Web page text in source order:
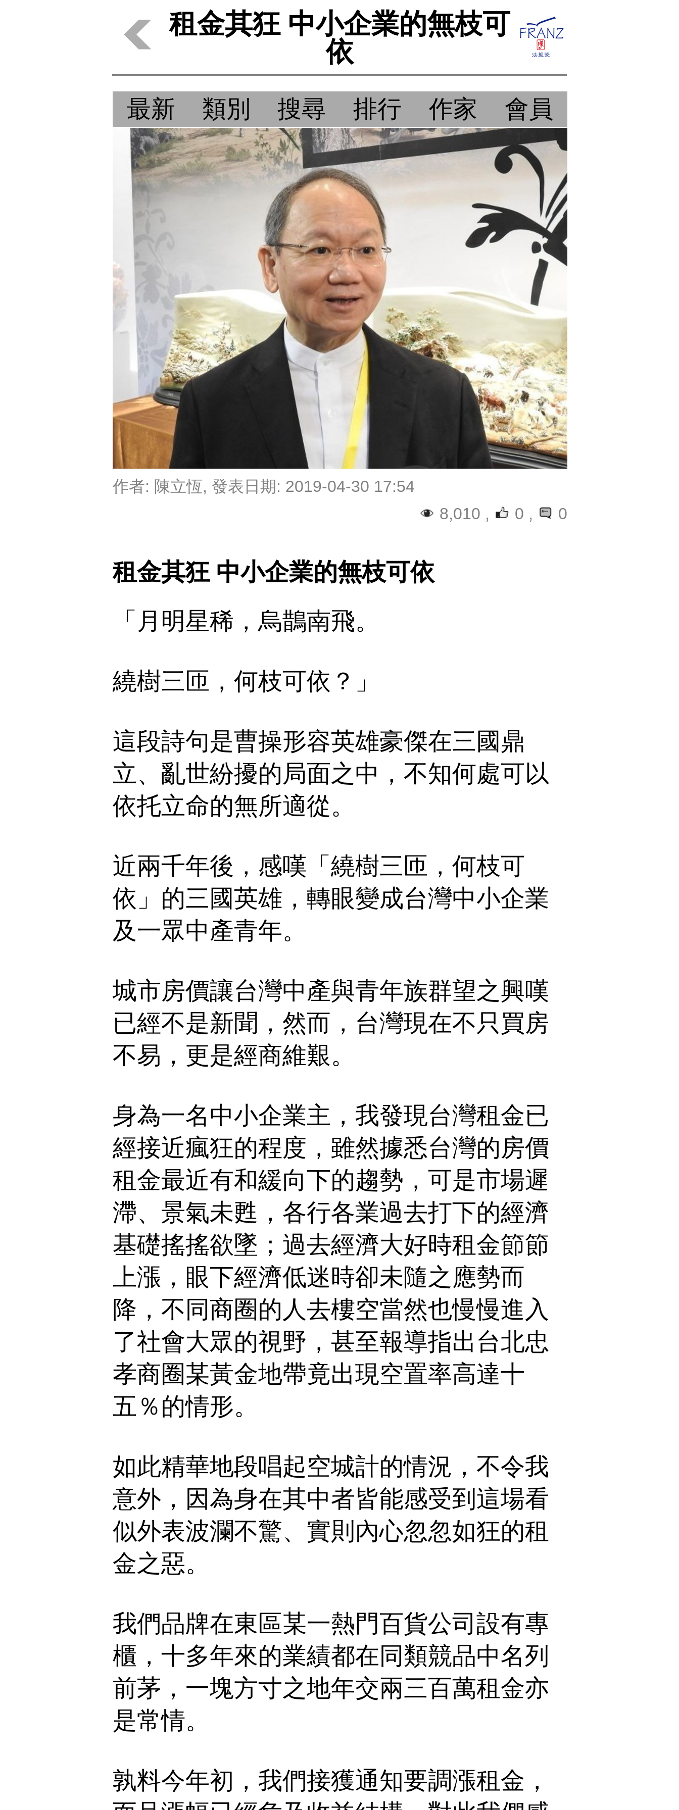
租金其狂 中小企業的無枝可
依
最新 類別 搜尋 排行 作家 會員
作者: 陳立恆, 發表日期: 2019-04-30 17:54
8,010 ,
0 , 0
租金其狂 中小企業的無枝可依
「月明星稀，烏鵲南飛。
繞樹三匝，何枝可依？」
這段詩句是曹操形容英雄豪傑在三國鼎
立、亂世紛擾的局面之中，不知何處可以
依托立命的無所適從。
近兩千年後，感嘆「繞樹三匝，何枝可
依」的三國英雄，轉眼變成台灣中小企業
及一眾中產青年。
城市房價讓台灣中產與青年族群望之興嘆
已經不是新聞，然而，台灣現在不只買房
不易，更是經商維艱。
身為一名中小企業主，我發現台灣租金已
經接近瘋狂的程度，雖然據悉台灣的房價
租金最近有和緩向下的趨勢，可是市場遲
滯、景氣未甦，各行各業過去打下的經濟
基礎搖搖欲墜；過去經濟大好時租金節節
上漲，眼下經濟低迷時卻未隨之應勢而
降，不同商圈的人去樓空當然也慢慢進入
了社會大眾的視野，甚至報導指出台北忠
孝商圈某黃金地帶竟出現空置率高達十
五％的情形。
如此精華地段唱起空城計的情況，不令我
意外，因為身在其中者皆能感受到這場看
似外表波瀾不驚、實則內心忽忽如狂的租
金之惡。
我們品牌在東區某一熱門百貨公司設有專
櫃，十多年來的業績都在同類競品中名列
前茅，一塊方寸之地年交兩三百萬租金亦
是常情。
孰料今年初，我們接獲通知要調漲租金，